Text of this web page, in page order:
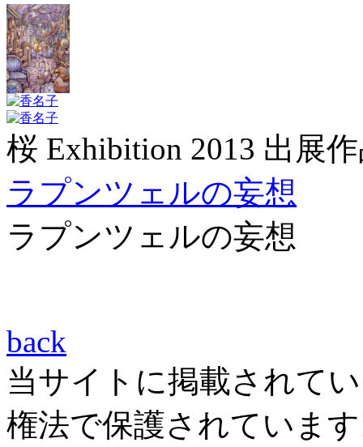
桜 Exhibition 2013 出展
ラプンツェルの妄想
ラプンツェルの妄想
back
当サイトに掲載されて
権法で保護されていま